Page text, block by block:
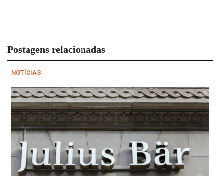
Postagens relacionadas
NOTÍCIAS